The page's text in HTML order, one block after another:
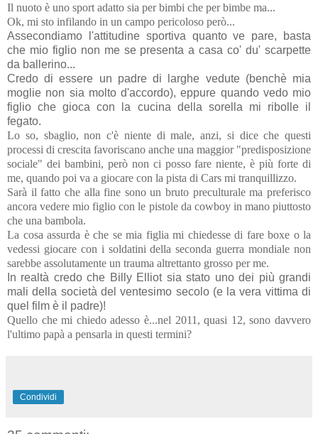
Il nuoto è uno sport adatto sia per bimbi che per bimbe ma...
Ok, mi sto infilando in un campo pericoloso però...
Assecondiamo l'attitudine sportiva quanto ve pare, basta
che mio figlio non me se presenta a casa co' du' scarpette
da ballerino...
Credo di essere un padre di larghe vedute (benchè mia
moglie non sia molto d'accordo), eppure quando vedo mio
figlio che gioca con la cucina della sorella mi ribolle il
fegato.
Lo so, sbaglio, non c'è niente di male, anzi, si dice che questi
processi di crescita favoriscano anche una maggior "predisposizione
sociale" dei bambini, però non ci posso fare niente, è più forte di
me, quando poi va a giocare con la pista di Cars mi tranquillizzo.
Sarà il fatto che alla fine sono un bruto preculturale ma preferisco
ancora vedere mio figlio con le pistole da cowboy in mano piuttosto
che una bambola.
La cosa assurda è che se mia figlia mi chiedesse di fare boxe o la
vedessi giocare con i soldatini della seconda guerra mondiale non
sarebbe assolutamente un trauma altrettanto grosso per me.
In realtà credo che Billy Elliot sia stato uno dei più grandi
mali della società del ventesimo secolo (e la vera vittima di
quel film è il padre)!
Quello che mi chiedo adesso è...nel 2011, quasi 12, sono davvero
l'ultimo papà a pensarla in questi termini?
Condividi